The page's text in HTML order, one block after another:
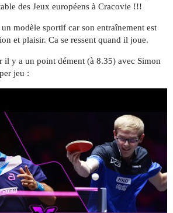
des Jeux européens à Cracovie !!!
modèle sportif car son entraînement est
et plaisir. Ca se ressent quand il joue.
il y a un point dément (à 8.35) avec Simon
jeu :